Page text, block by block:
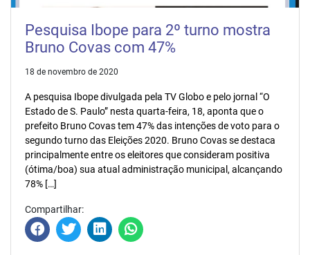
Pesquisa Ibope para 2º turno mostra
Bruno Covas com 47%
18 de novembro de 2020
A pesquisa Ibope divulgada pela TV Globo e pelo jornal “O
Estado de S. Paulo” nesta quarta-feira, 18, aponta que o
prefeito Bruno Covas tem 47% das intenções de voto para o
segundo turno das Eleições 2020. Bruno Covas se destaca
principalmente entre os eleitores que consideram positiva
(ótima/boa) sua atual administração municipal, alcançando
78% […]
Compartilhar: